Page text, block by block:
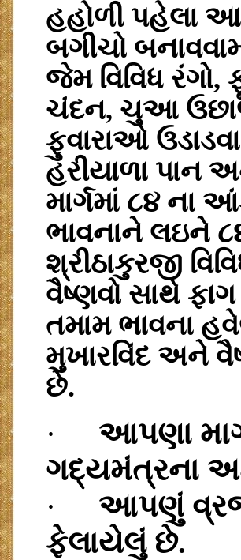
હહોળી પહેલા
બગીચો
જેમ વિવિધ
ચંદન, ચુઆ
ફુવારાઓ
હરીયાળા પાન
માર્ગમાં ૮૪ ના
ભાવનાને લઇને
શ્રીઠાકુરજી
વૈષ્ણવો સાથે
તમામ ભાવના
મુખારવિંદ અને
છે.
·
આપણા
ગદ્યમંત્રના
·
આપણું વ્રજ
ફેલાયેલું છે.